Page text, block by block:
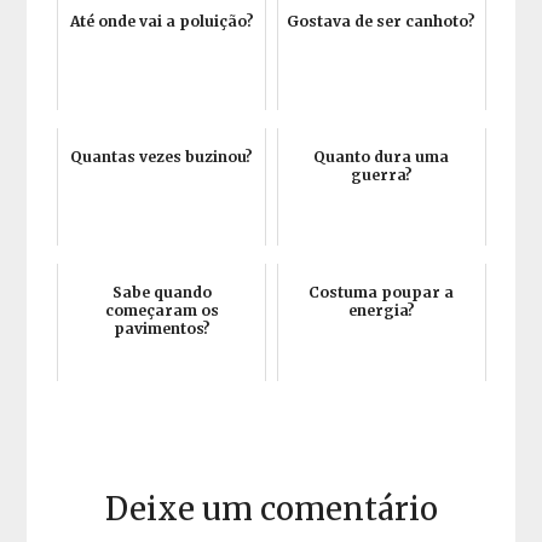
Até onde vai a poluição? Gostava de ser canhoto?
Quantas vezes buzinou?
Quanto dura uma
guerra?
Sabe quando
começaram os
pavimentos?
Costuma poupar a
energia?
Deixe um comentário